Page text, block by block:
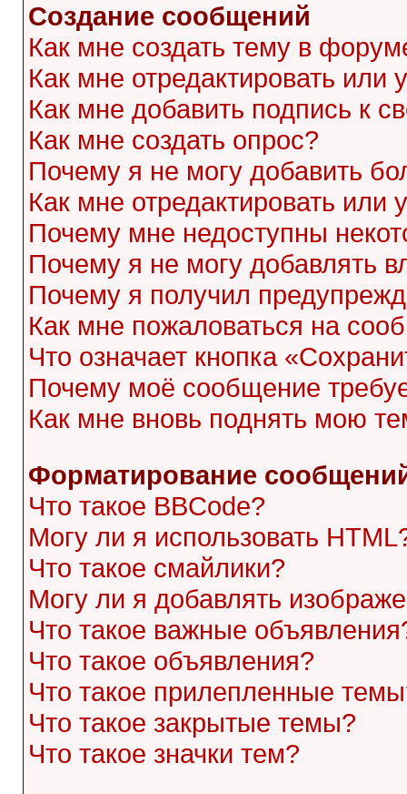
Создание сообщений
Как мне создать тему в
Как мне отредактировать или
Как мне добавить подпись к
Как мне создать опрос?
Почему я не могу добавить
Как мне отредактировать или
Почему мне недоступны
Почему я не могу добавлять
Почему я получил
Как мне пожаловаться на
Что означает кнопка
Почему моё сообщение
Как мне вновь поднять мою
Форматирование
Что такое BBCode?
Могу ли я использовать
Что такое смайлики?
Могу ли я добавлять
Что такое важные
Что такое объявления?
Что такое прилепленные
Что такое закрытые темы?
Что такое значки тем?